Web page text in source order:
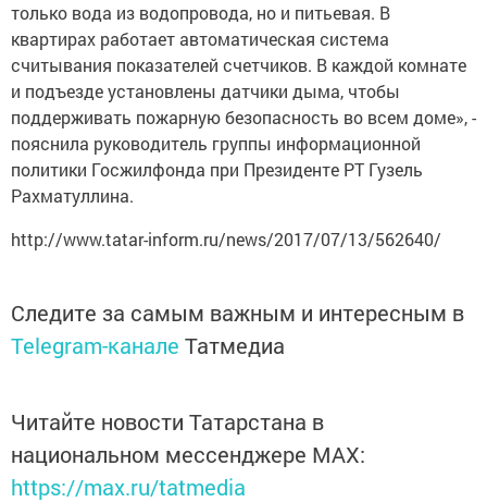
только вода из водопровода, но и питьевая. В
квартирах работает автоматическая система
считывания показателей счетчиков. В каждой комнате
и подъезде установлены датчики дыма, чтобы
поддерживать пожарную безопасность во всем доме», -
пояснила руководитель группы информационной
политики Госжилфонда при Президенте РТ Гузель
Рахматуллина.
http://www.tatar-inform.ru/news/2017/07/13/562640/
Следите за самым важным и интересным в
Telegram-канале Татмедиа
Читайте новости Татарстана в
национальном мессенджере MАХ:
https://max.ru/tatmedia